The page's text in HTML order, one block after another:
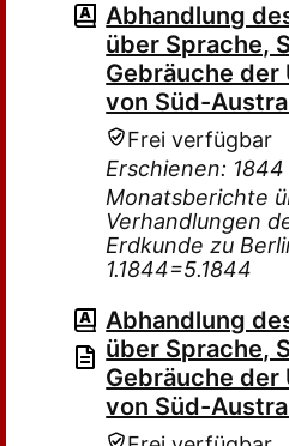
Abhandlung
über Sprache,
Gebräuche
von Süd-
Frei verfügbar
Erschienen: 1844
Monatsberichte
Verhandlungen
Erdkunde zu
1.1844=5.1844
Abhandlung
über Sprache,
Gebräuche
von Süd-